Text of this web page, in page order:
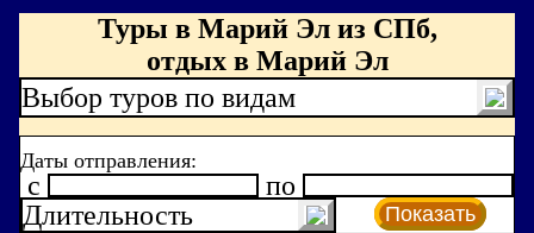
Туры в Марий Эл из СПб,
отдых в Марий Эл
Выбор туров по видам
Даты отправления:
c
по
Длительность
Показать